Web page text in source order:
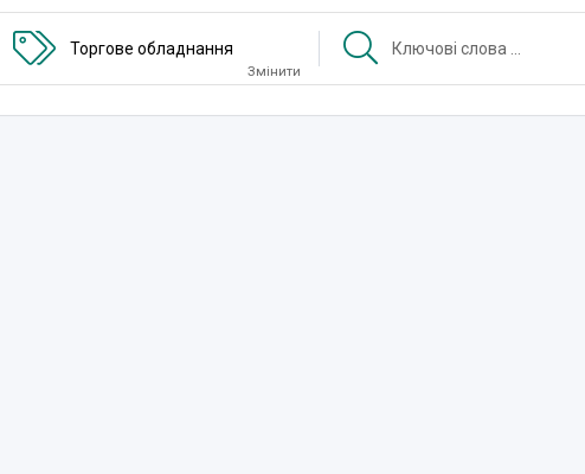
Торгове обладнання
Змінити